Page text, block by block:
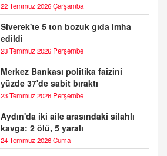
22 Temmuz 2026 Çarşamba
Siverek'te 5 ton bozuk gıda imha
edildi
23 Temmuz 2026 Perşembe
Merkez Bankası politika faizini
yüzde 37'de sabit bıraktı
23 Temmuz 2026 Perşembe
Aydın'da iki aile arasındaki silahlı
kavga: 2 ölü, 5 yaralı
24 Temmuz 2026 Cuma